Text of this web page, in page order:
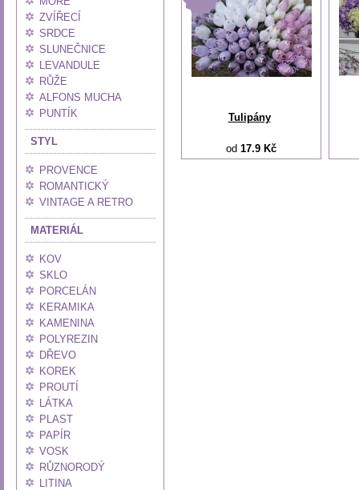
ZVÍŘECÍ
SRDCE
SLUNEČNICE
LEVANDULE
RŮŽE
ALFONS MUCHA
PUNTÍK
STYL
PROVENCE
ROMANTICKÝ
VINTAGE A RETRO
MATERIÁL
KOV
SKLO
PORCELÁN
KERAMIKA
KAMENINA
POLYREZIN
DŘEVO
KOREK
PROUTÍ
LÁTKA
PLAST
PAPÍR
VOSK
RŮZNORODÝ
LITINA
Tulipány
od 17.9 Kč